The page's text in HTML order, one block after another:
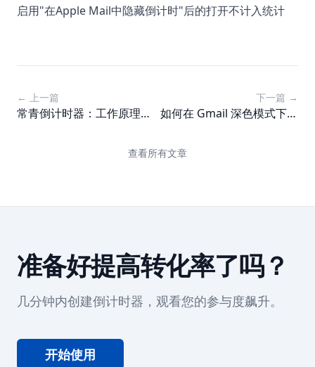
启用"在Apple Mail中隐藏倒计时"后的打开不计入统计
← 上一篇
常青倒计时器：工作原理及
下一篇 →
如何在 Gmail 深色模式下处
查看所有文章
准备好提高转化率了吗？
几分钟内创建倒计时器，观看您的参与度飙升。
开始使用